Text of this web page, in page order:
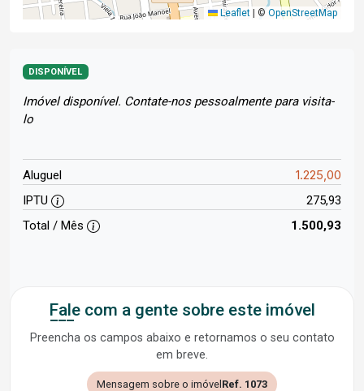
Leaflet | © OpenStreetMap
DISPONÍVEL
Imóvel disponível. Contate-nos pessoalmente para visita-
lo
Aluguel 1.225,00
IPTU
275,93
Total / Mês
1.500,93
Fale com a gente sobre este imóvel
Preencha os campos abaixo e retornamos o seu contato
em breve.
Mensagem sobre o imóvelRef. 1073